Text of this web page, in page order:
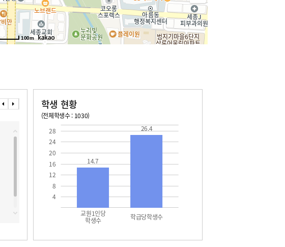
100m
2026. 08. 15 토 ~ 2026. 08. 21 금
08. 15 토 - 광복절
08. 17 월 - 대체공휴일
08. 18 화 - 창의적체험활동
08. 19 수 - 창의적체험활동
학생 현황
(전체학생수 : 1030)
4
8
12
16
20
24
28
교원1인당
학생수 학급당학생수
14.7
26.4